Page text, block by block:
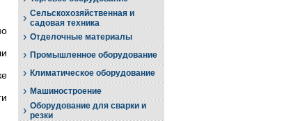
› Сельскохозяйственная и
садовая техника
› Отделочные материалы
› Промышленное оборудование
› Климатическое оборудование
› Машиностроение
› Оборудование для сварки и
резки